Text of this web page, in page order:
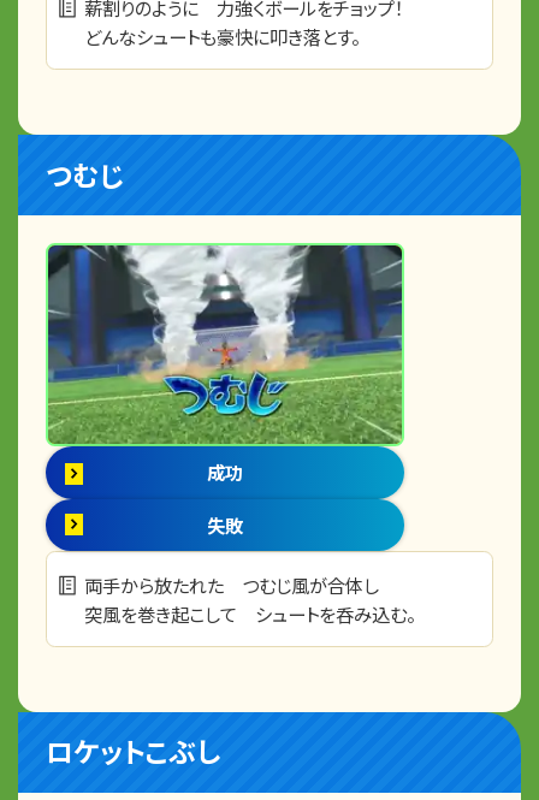
薪割りのように 力強くボールをチョップ！
どんなシュートも豪快に叩き落とす。
つむじ
成功
失敗
両手から放たれた つむじ風が合体し
突風を巻き起こして シュートを呑み込む。
ロケットこぶし